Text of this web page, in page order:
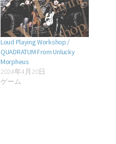
Loud Playing Workshop /
QUADRATUM From Unlucky
Morpheus
2024年4月20日
ゲーム